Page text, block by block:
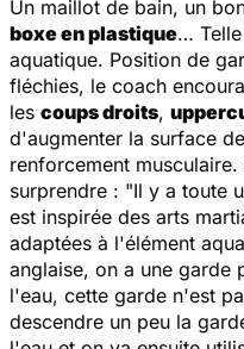
Un maillot de bain, un
boxe en plastique…
aquatique. Position de
fléchies, le coach
les coups droits,
d'augmenter la surface
renforcement
surprendre : "Il y a toute
est inspirée des arts
adaptées à l'élément
anglaise, on a une garde
l'eau, cette garde n'est
descendre un peu la